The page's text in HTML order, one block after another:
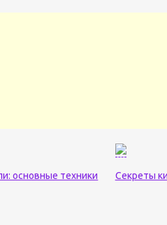
основные техники
Секреты